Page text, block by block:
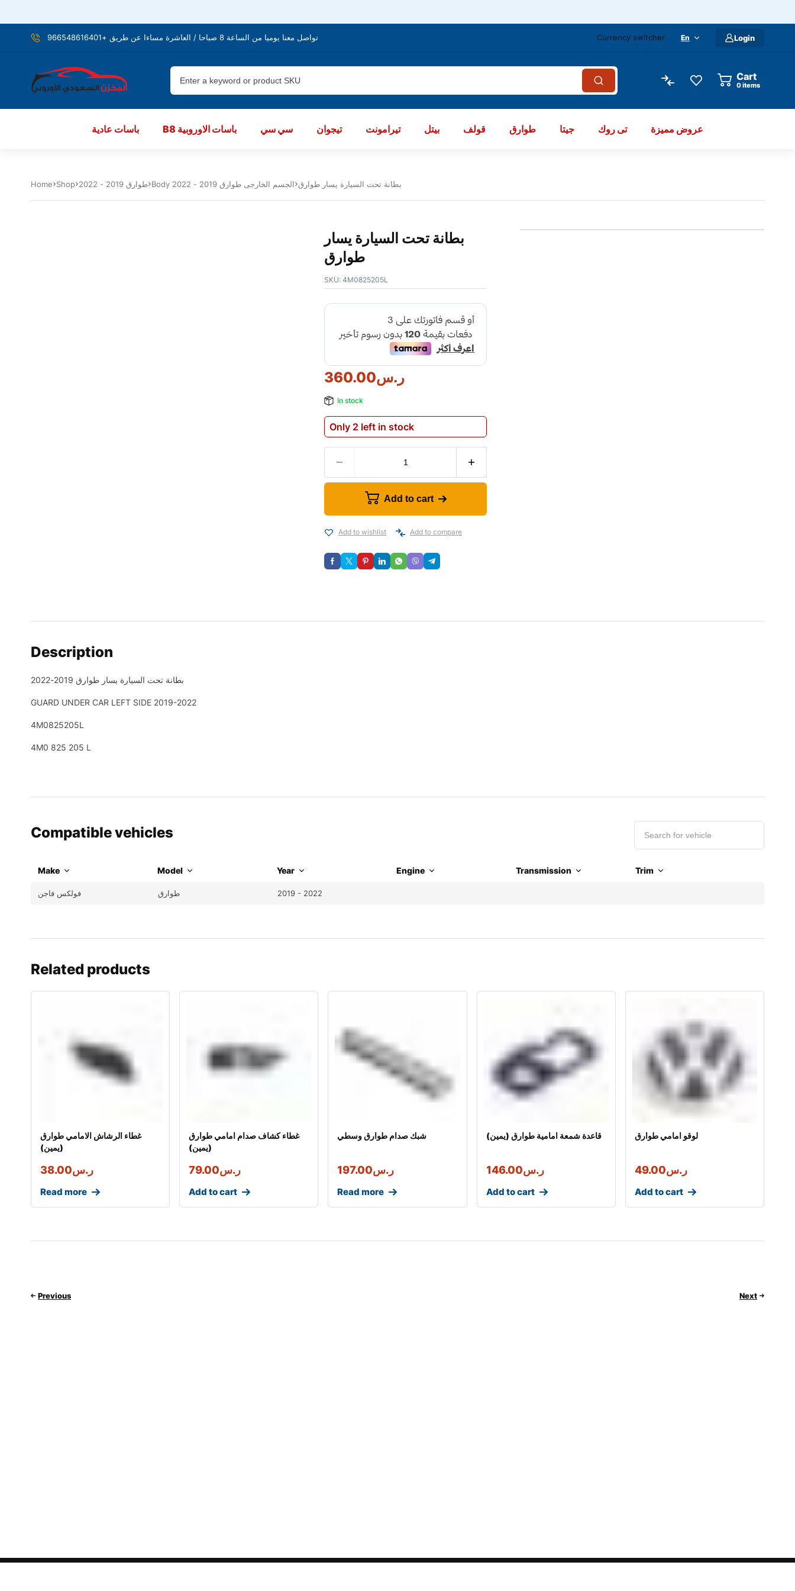
تواصل معنا يوميا من الساعة 8 صباحا / العاشرة مساءا عن طريق +966548616401 Currency switcher En Login
Cart
items
باسات عادية B8 باسات الاوروبية سي سي تيجوان تيرامونت بيتل قولف طوارق جيتا تى روك عروض مميزة
Home Shop طوارق 2019 - 2022 Body الجسم الخارجى طوارق 2019 - 2022 بطانة تحت السيارة يسار طوارق
بطانة تحت السيارة يسار
طوارق
SKU: 4M0825205L
ر.س360.00
In stock
Only 2 left in stock
Add to cart
Add to wishlist Add to compare
Description
بطانة تحت السيارة يسار طوارق 2019-2022
GUARD UNDER CAR LEFT SIDE 2019-2022
4M0825205L
4M0 825 205 L
Compatible vehicles
Make Model Year Engine Transmission Trim
فولكس فاجن طوارق 2019 - 2022
Related products
غطاء الرشاش الامامي طوارق
(يمين)
ر.س38.00
Read more
غطاء كشاف صدام امامي طوارق
(يمين)
ر.س79.00
Add to cart
شبك صدام طوارق وسطي
ر.س197.00
Read more
قاعدة شمعة امامية طوارق (يمين)
ر.س146.00
Add to cart
لوقو امامي طوارق
ر.س49.00
Add to cart
Previous Next